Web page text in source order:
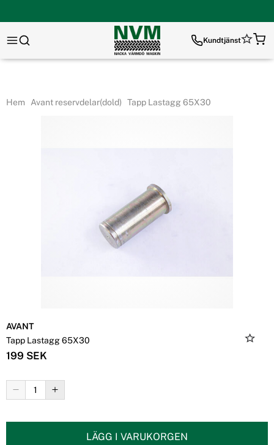
Kundtjänst
Hem Avant reservdelar(dold) Tapp Lastagg 65X30
AVANT
Tapp Lastagg 65X30
199 SEK
LÄGG I VARUKORGEN